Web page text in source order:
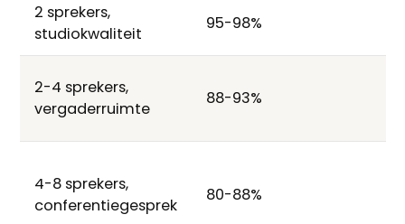
2 sprekers,
studiokwaliteit
95-98%
2-4 sprekers,
vergaderruimte
88-93%
4-8 sprekers,
conferentiegesprek
80-88%